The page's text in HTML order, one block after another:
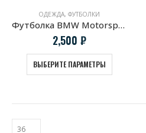
ОДЕЖДА, ФУТБОЛКИ
Футболка BMW Motorsport COLORS
2,500 ₽
ВЫБЕРИТЕ ПАРАМЕТРЫ